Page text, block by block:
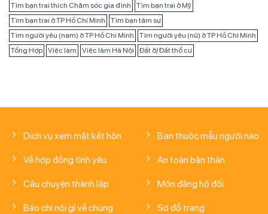
Tìm bạn trai thích Chăm sóc gia đình
Tìm bạn trai ở Mỹ
Tìm bạn trai ở TP Hồ Chí Minh
Tìm bạn tâm sự
Tìm người yêu (nam) ở TP Hồ Chí Minh
Tìm người yêu (nữ) ở TP Hồ Chí Minh
Tổng Hợp
Việc làm Việc làm Hà Nội Đất ở/ Đất thổ cư
Dịch vụ xem mặt kết hôn
Về hợp đồng tình yêu
Câu chuyện thành lập
Báo chí nói gì về chúng
Bạn thuộc mẫu người nào
An toàn bản thân
Môn đăng hộ đối
Sơ đồ trang